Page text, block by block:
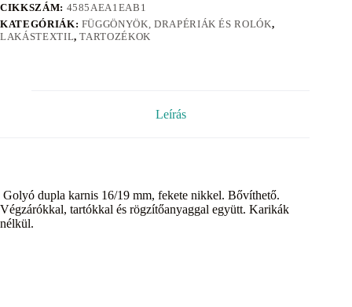
CIKKSZÁM: 4585AEA1EAB1
KATEGÓRIÁK: FÜGGÖNYÖK, DRAPÉRIÁK ÉS ROLÓK,
LAKÁSTEXTIL,TARTOZÉKOK
Leírás
Golyó dupla karnis 16/19 mm, fekete nikkel. Bővíthető.
Végzárókkal, tartókkal és rögzítőanyaggal együtt. Karikák
nélkül.